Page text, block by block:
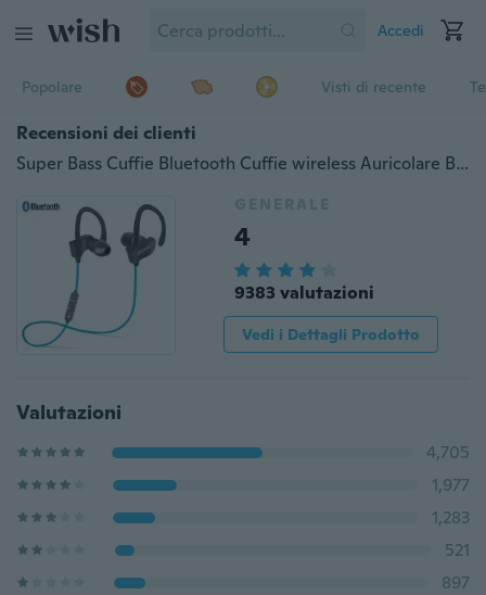
Accedi
Popolare Visti di recente
Recensioni dei clienti
Super Bass Cuffie Bluetooth Cuffie wireless Auricolare Bluetooth Impermeabile per telefono sportivo con microfono per Xiaomi / IPhone / samsung Cuffie auricolari Cuffie Bluedio
GENERALE
4
9383 valutazioni
Vedi i Dettagli Prodotto
Valutazioni
4,705
1,977
1,283
521
897